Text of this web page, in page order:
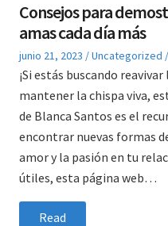
Consejos para
amas cada día más
Posted
on
junio 21, 2023
Posted
in
Uncategorized
¡Si estás buscando
mantener la chispa viva,
de Blanca Santos es el
encontrar nuevas formas
amor y la pasión en tu
útiles, esta página web…
Read